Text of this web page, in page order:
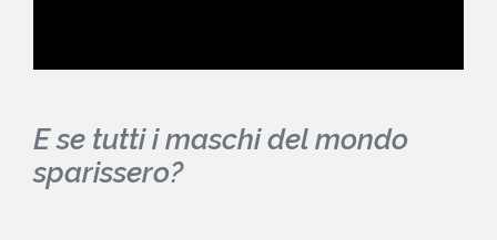
E se tutti i maschi del mondo
sparissero?